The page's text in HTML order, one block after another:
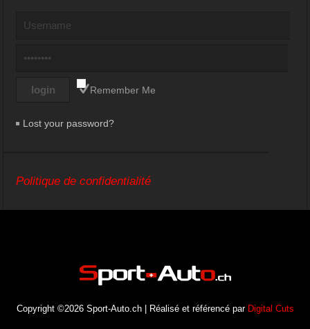
Remember Me
Lost your password?
Politique de confidentialité
Copyright ©2026 Sport-Auto.ch | Réalisé et référencé par Digital Cuts